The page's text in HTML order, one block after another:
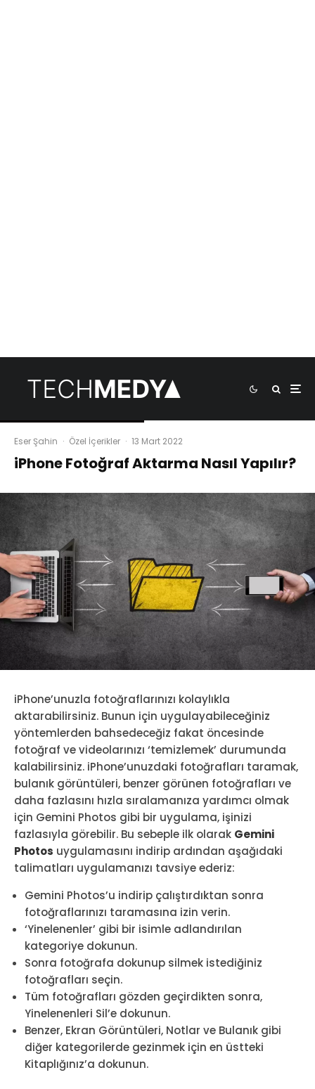
Eser Şahin · Özel İçerikler · 13 Mart 2022
iPhone Fotoğraf Aktarma Nasıl Yapılır?
iPhone’unuzla fotoğraflarınızı kolaylıkla
aktarabilirsiniz. Bunun için uygulayabileceğiniz
yöntemlerden bahsedeceğiz fakat öncesinde
fotoğraf ve videolarınızı ‘temizlemek’ durumunda
kalabilirsiniz. iPhone’unuzdaki fotoğrafları taramak,
bulanık görüntüleri, benzer görünen fotoğrafları ve
daha fazlasını hızla sıralamanıza yardımcı olmak
için Gemini Photos gibi bir uygulama, işinizi
fazlasıyla görebilir. Bu sebeple ilk olarak Gemini
Photos uygulamasını indirip ardından aşağıdaki
talimatları uygulamanızı tavsiye ederiz:
Gemini Photos’u indirip çalıştırdıktan sonra
fotoğraflarınızı taramasına izin verin.
‘Yinelenenler’ gibi bir isimle adlandırılan
kategoriye dokunun.
Sonra fotoğrafa dokunup silmek istediğiniz
fotoğrafları seçin.
Tüm fotoğrafları gözden geçirdikten sonra,
Yinelenenleri Sil’e dokunun.
Benzer, Ekran Görüntüleri, Notlar ve Bulanık gibi
diğer kategorilerde gezinmek için en üstteki
Kitaplığınız’a dokunun.